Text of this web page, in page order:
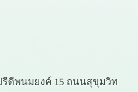
รีดีพนมยงค์ 15 ถนนสุขุมวิท